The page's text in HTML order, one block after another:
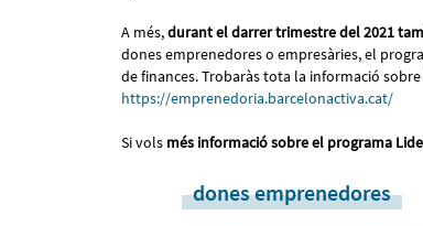
A més,durant el darrer trimestre del 2021
dones emprenedores o empresàries, el
de finances. Trobaràs tota la informació
https://emprenedoria.barcelonactiva.cat/
Si vols més informació sobre el programa
dones emprenedores